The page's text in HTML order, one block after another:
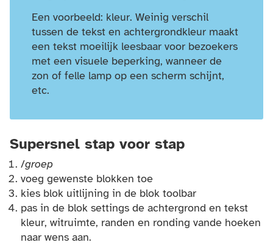
Een voorbeeld: kleur. Weinig verschil
tussen de tekst en achtergrondkleur maakt
een tekst moeilijk leesbaar voor bezoekers
met een visuele beperking, wanneer de
zon of felle lamp op een scherm schijnt,
etc.
Supersnel stap voor stap
/groep
voeg gewenste blokken toe
kies blok uitlijning in de blok toolbar
pas in de blok settings de achtergrond en tekst
kleur, witruimte, randen en ronding vande hoeken
naar wens aan.